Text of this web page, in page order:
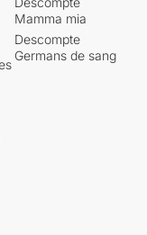
Mamma mia
Descompte
Germans de sang